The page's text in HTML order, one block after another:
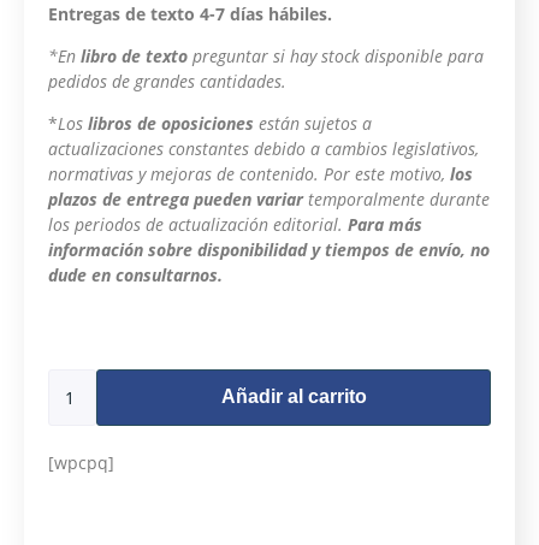
Entregas de texto 4-7 días hábiles.
*En libro de texto preguntar si hay stock disponible para
pedidos de grandes cantidades.
*Los libros de oposiciones están sujetos a
actualizaciones constantes debido a cambios legislativos,
normativas y mejoras de contenido. Por este motivo, los
plazos de entrega pueden variartemporalmente durante
los periodos de actualización editorial. Para más
información sobre disponibilidad y tiempos de envío, no
dude en consultarnos.
Añadir al carrito
[wpcpq]